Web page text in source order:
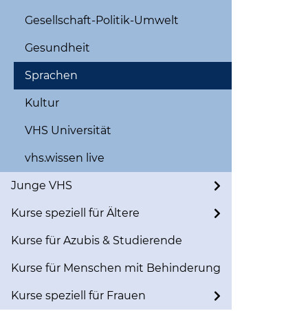
Gesellschaft-Politik-Umwelt
Gesundheit
Sprachen
Kultur
VHS Universität
vhs.wissen live
Junge VHS
Kurse speziell für Ältere
Kurse für Azubis & Studierende
Kurse für Menschen mit Behinderung
Kurse speziell für Frauen